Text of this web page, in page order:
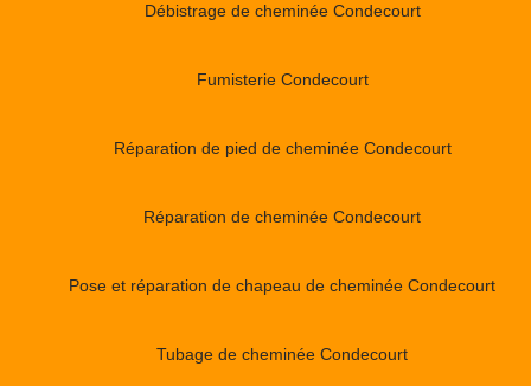
Débistrage de cheminée Condecourt
Fumisterie Condecourt
Réparation de pied de cheminée Condecourt
Réparation de cheminée Condecourt
Pose et réparation de chapeau de cheminée Condecourt
Tubage de cheminée Condecourt